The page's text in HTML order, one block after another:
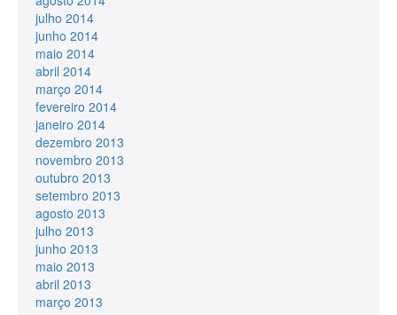
julho 2014
junho 2014
maio 2014
abril 2014
março 2014
fevereiro 2014
janeiro 2014
dezembro 2013
novembro 2013
outubro 2013
setembro 2013
agosto 2013
julho 2013
junho 2013
maio 2013
abril 2013
março 2013